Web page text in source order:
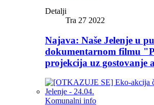
Detalji
Tra 27 2022
Najava: Naše Jelenje u
dokumentarnom filmu
projekcija uz gostovanje
Komunalni info